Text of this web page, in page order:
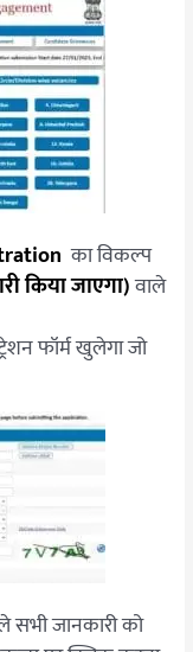
का विकल्प
किया जाएगा)वाले
फॉर्म खुलेगा जो
सभी जानकारी को